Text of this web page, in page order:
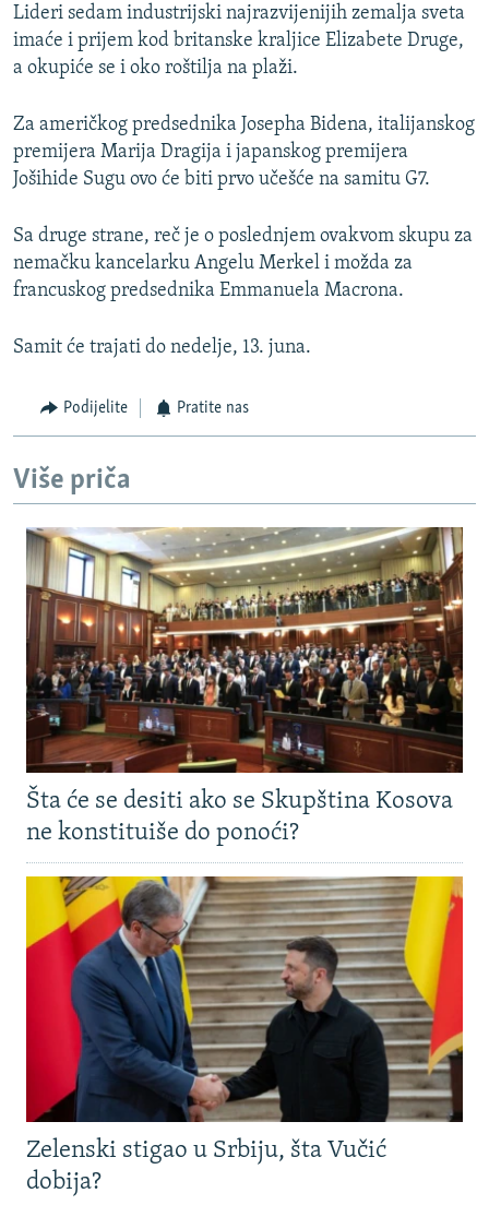
Lideri sedam industrijski najrazvijenijih zemalja sveta
imaće i prijem kod britanske kraljice Elizabete Druge,
a okupiće se i oko roštilja na plaži.
Za američkog predsednika Josepha Bidena, italijanskog
premijera Marija Dragija i japanskog premijera
Jošihide Sugu ovo će biti prvo učešće na samitu G7.
Sa druge strane, reč je o poslednjem ovakvom skupu za
nemačku kancelarku Angelu Merkel i možda za
francuskog predsednika Emmanuela Macrona.
Samit će trajati do nedelje, 13. juna.
Podijelite Pratite nas
Više priča
Šta će se desiti ako se Skupština Kosova
ne konstituiše do ponoći?
Zelenski stigao u Srbiju, šta Vučić
dobija?